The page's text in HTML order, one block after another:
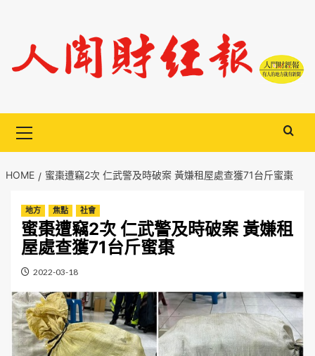
content
Menu
HOME 蜜棗遭竊2次 仁武警及時破案 黃嫌租屋處查獲71台斤蜜棗
地方 焦點 社會
蜜棗遭竊2次 仁武警及時破案 黃嫌租
屋處查獲71台斤蜜棗
2022-03-18